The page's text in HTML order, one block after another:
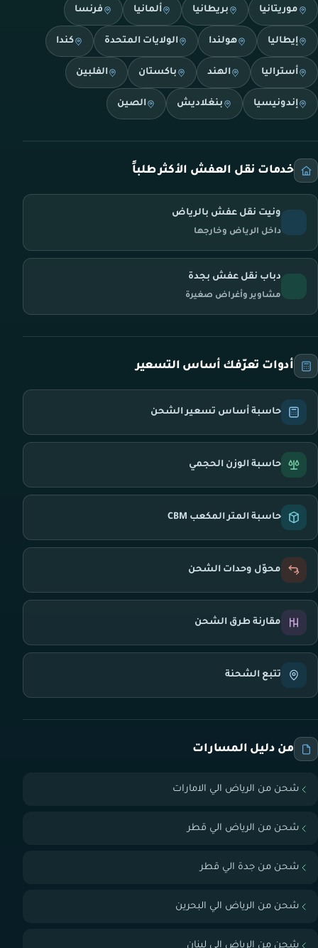
موريتانيا بريطانيا ألمانيا فرنسا
إيطاليا هولندا الولايات المتحدة كندا
أستراليا الهند باكستان الفلبين
إندونيسيا بنغلاديش الصين
خدمات نقل العفش الأكثر طلباً
ونيت نقل عفش بالرياض
داخل الرياض وخارجها
دباب نقل عفش بجدة
مشاوير وأغراض صغيرة
أدوات تعرّفك أساس التسعير
حاسبة أساس تسعير الشحن
حاسبة الوزن الحجمي
حاسبة المتر المكعب CBM
محوّل وحدات الشحن
مقارنة طرق الشحن
تتبع الشحنة
من دليل المسارات
شحن من الرياض الي الامارات
شحن من الرياض الي قطر
شحن من جدة الي قطر
شحن من الرياض الي البحرين
شحن من الرياض الي لبنان